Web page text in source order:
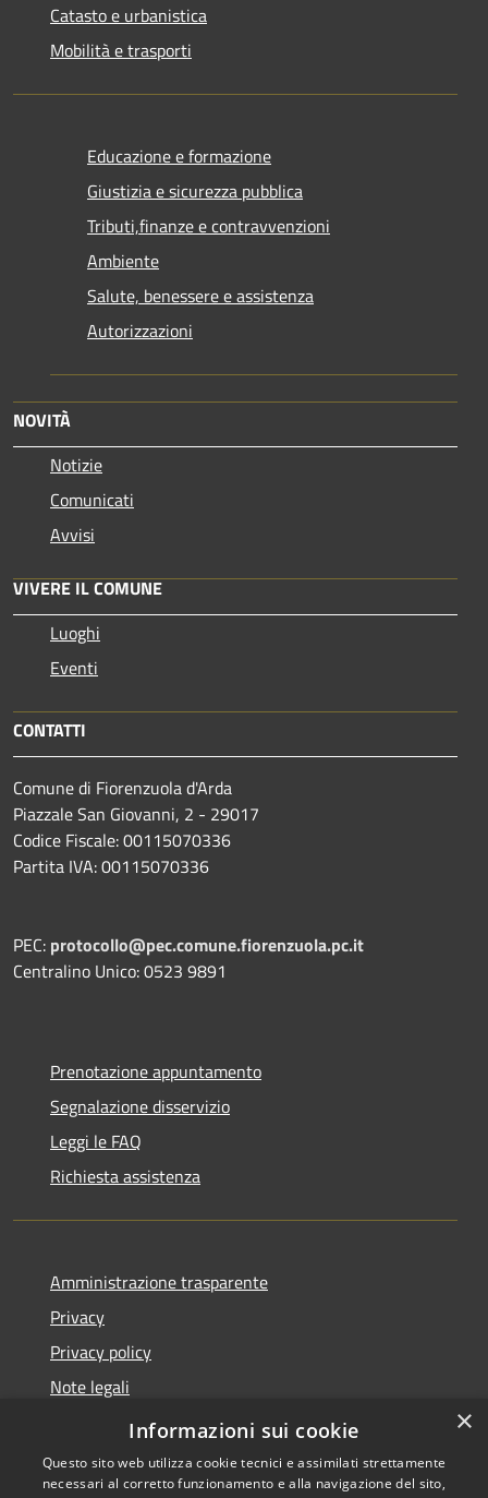
Catasto e urbanistica
Mobilità e trasporti
Educazione e formazione
Giustizia e sicurezza pubblica
Tributi,finanze e contravvenzioni
Ambiente
Salute, benessere e assistenza
Autorizzazioni
NOVITÀ
Notizie
Comunicati
Avvisi
VIVERE IL COMUNE
Luoghi
Eventi
CONTATTI
Comune di Fiorenzuola d'Arda
Piazzale San Giovanni, 2 - 29017
Codice Fiscale: 00115070336
Partita IVA: 00115070336
PEC: protocollo@pec.comune.fiorenzuola.pc.it
Centralino Unico: 0523 9891
Prenotazione appuntamento
Segnalazione disservizio
Leggi le FAQ
Richiesta assistenza
Amministrazione trasparente
Privacy
Privacy policy
Note legali
Dichiarazione di accessibilità
×
Informazioni sui cookie
Questo sito web utilizza cookie tecnici e assimilati strettamente
necessari al corretto funzionamento e alla navigazione del sito,